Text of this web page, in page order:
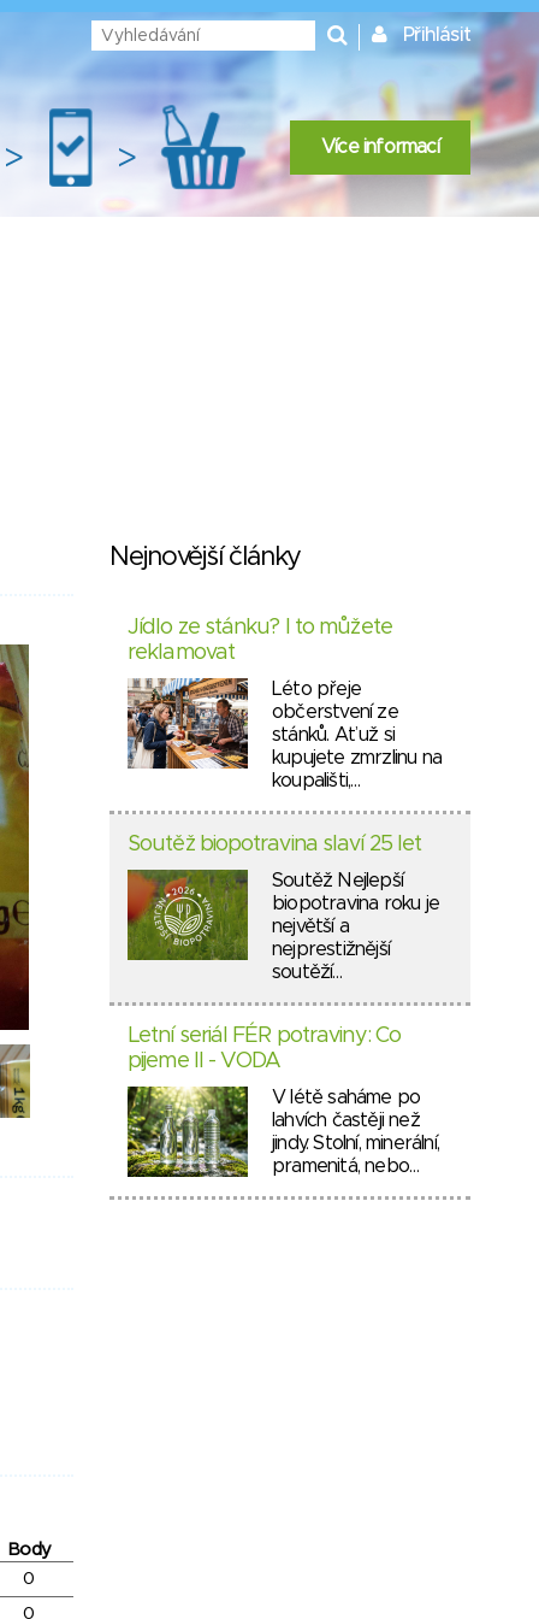
Přihlásit
> > Více informací
Body
0
0
Nejnovější články
Jídlo ze stánku? I to můžete
reklamovat
Léto přeje
občerstvení ze
stánků. Ať už si
kupujete zmrzlinu na
koupališti,…
Soutěž biopotravina slaví 25 let
Soutěž Nejlepší
biopotravina roku je
největší a
nejprestižnější
soutěží…
Letní seriál FÉR potraviny: Co
pijeme II - VODA
V létě saháme po
lahvích častěji než
jindy. Stolní, minerální,
pramenitá, nebo…